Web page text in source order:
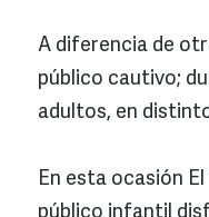
A diferencia de
público cautivo;
adultos, en
En esta ocasión